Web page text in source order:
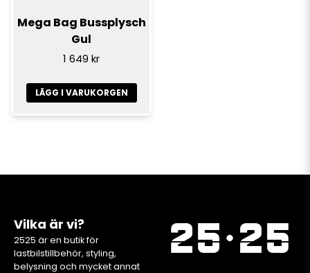
Mega Bag Bussplysch
Gul
1 649 kr
LÄGG I VARUKORGEN
Vilka är vi?
2525 är en butik för
lastbilstillbehör, styling,
belysning och mycket annat